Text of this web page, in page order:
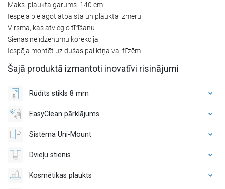
Maks. plaukta garums: 140 cm
Iespēja pielāgot atbalsta un plaukta izmēru
Virsma, kas atvieglo tīrīšanu
Sienas nelīdzenumu korekcija
Iespēja montēt uz dušas paliktņa vai flīzēm
Šajā produktā izmantoti inovatīvi risinājumi
Rūdīts stikls 8 mm
EasyClean pārklājums
Sistēma Uni-Mount
Dvieļu stienis
Kosmētikas plaukts